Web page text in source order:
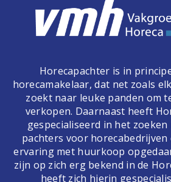
Horecapachter is in
horecamakelaar, dat net zoals
zoekt naar leuke panden om
verkopen. Daarnaast heeft
gespecialiseerd in het
pachters voor
ervaring met huurkoop
zijn op zich erg bekend in de
heeft zich hierin